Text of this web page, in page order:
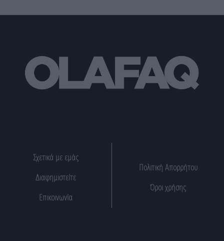
Σχετικά με εμάς
Διαφημιστείτε
Επικοινωνία
Πολιτική Απορρήτου
Όροι χρήσης